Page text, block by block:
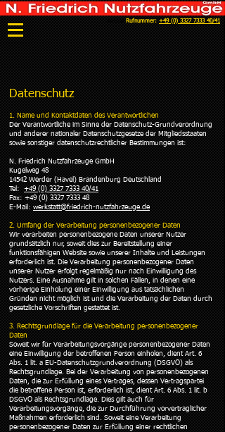
Rufnummer: +49 (0) 3327 7333 40/41
Datenschutz​
1. Name und Kontaktdaten des Verantwortlichen
Der Verantwortliche im Sinne der Datenschutz-Grundverordnung
und anderer nationaler Datenschutzgesetze der Mitgliedsstaaten
sowie sonstiger datenschutzrechtlicher Bestimmungen ist:
N. Friedrich Nutzfahrzeuge GmbH
Kugelweg 48
14542 Werder (Havel) Brandenburg Deutschland
Tel: +49 (0) 3327 7333 40/41
Fax: +49 (0) 3327 7333 48
E-Mail: werkstatt@friedrich-nutzfahrzeuge.de
2. Umfang der Verarbeitung personenbezogener Daten
Wir verarbeiten personenbezogene Daten unserer Nutzer
grundsätzlich nur, soweit dies zur Bereitstellung einer
funktionsfähigen Website sowie unserer Inhalte und Leistungen
erforderlich ist. Die Verarbeitung personenbezogener Daten
unserer Nutzer erfolgt regelmäßig nur nach Einwilligung des
Nutzers. Eine Ausnahme gilt in solchen Fällen, in denen eine
vorherige Einholung einer Einwilligung aus tatsächlichen
Gründen nicht möglich ist und die Verarbeitung der Daten durch
gesetzliche Vorschriften gestattet ist.
3. Rechtsgrundlage für die Verarbeitung personenbezogener
Daten
Soweit wir für Verarbeitungsvorgänge personenbezogener Daten
eine Einwilligung der betroffenen Person einholen, dient Art. 6
Abs. 1 lit. a EU-Datenschutzgrundverordnung (DSGVO) als
Rechtsgrundlage. Bei der Verarbeitung von personenbezogenen
Daten, die zur Erfüllung eines Vertrages, dessen Vertragspartei
die betroffene Person ist, erforderlich ist, dient Art. 6 Abs. 1 lit. b
DSGVO als Rechtsgrundlage. Dies gilt auch für
Verarbeitungsvorgänge, die zur Durchführung vorvertraglicher
Maßnahmen erforderlich sind. Soweit eine Verarbeitung
personenbezogener Daten zur Erfüllung einer rechtlichen